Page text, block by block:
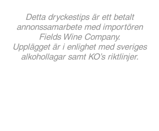
Detta dryckestips är ett betalt
annonssamarbete med importören
Fields Wine Company.
Upplägget är i enlighet med sveriges
alkohollagar samt KO’s riktlinjer.